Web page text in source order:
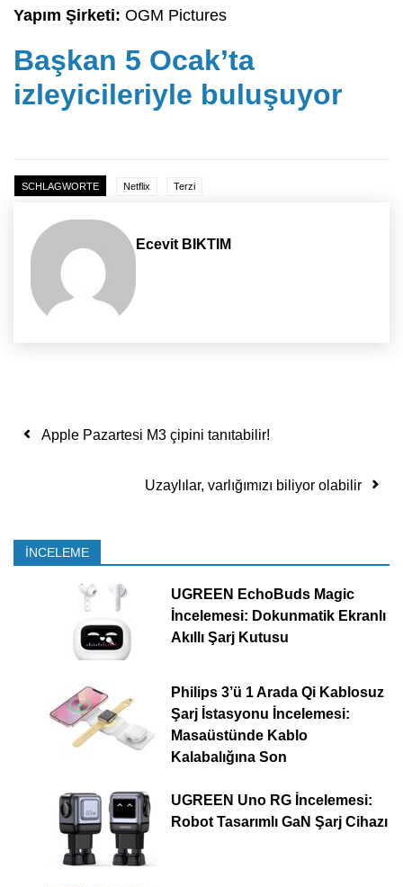
Yapım Şirketi: OGM Pictures
Başkan 5 Ocak’ta
izleyicileriyle buluşuyor
SCHLAGWORTE Netflix Terzi
Ecevit BIKTIM
Yazı dolaşımı
Apple Pazartesi M3 çipini tanıtabilir!
Uzaylılar, varlığımızı biliyor olabilir
İNCELEME
UGREEN EchoBuds Magic
İncelemesi: Dokunmatik Ekranlı
Akıllı Şarj Kutusu
Philips 3’ü 1 Arada Qi Kablosuz
Şarj İstasyonu İncelemesi:
Masaüstünde Kablo
Kalabalığına Son
UGREEN Uno RG İncelemesi:
Robot Tasarımlı GaN Şarj Cihazı